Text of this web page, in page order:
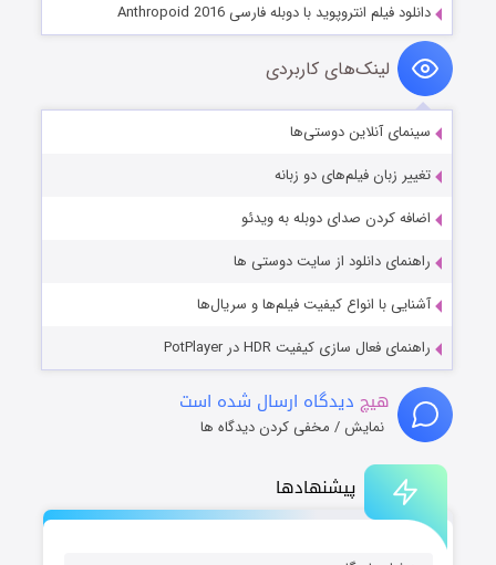
پیشنهادها
دانلود فیلم انتروپوید با دوبله فارسی Anthropoid 2016
لینک‌های کاربردی
سینمای آنلاین دوستی‌ها
تغییر زبان فیلم‌های دو زبانه
اضافه کردن صدای دوبله به ویدئو
راهنمای دانلود از سایت دوستی ها
آشنایی با انواع کیفیت فیلم‌ها و سریال‌ها
راهنمای فعال سازی کیفیت HDR در PotPlayer
هیچ دیدگاه ارسال شده است
نمایش / مخفی کردن دیدگاه ها